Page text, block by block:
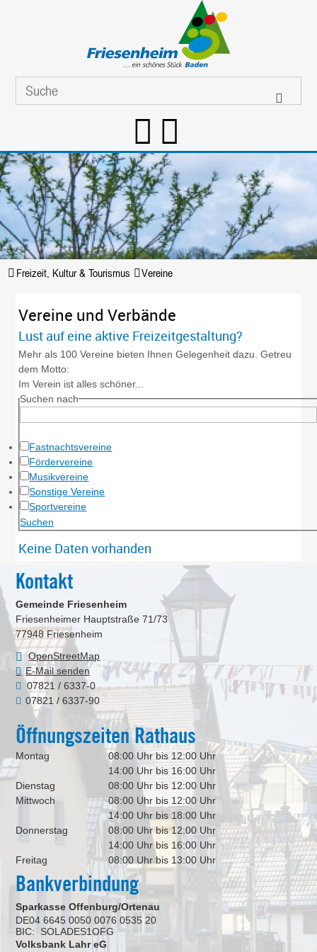
Freizeit, Kultur & Tourismus Vereine
Vereine und Verbände
Lust auf eine aktive Freizeitgestaltung?
Mehr als 100 Vereine bieten Ihnen Gelegenheit dazu. Getreu
dem Motto:
Im Verein ist alles schöner...
Suchen nach
Fastnachtsvereine
Fördervereine
Musikvereine
Sonstige Vereine
Sportvereine
Keine Daten vorhanden
Kontakt
Gemeinde Friesenheim
Friesenheimer Hauptstraße 71/73
77948 Friesenheim
OpenStreetMap
E-Mail senden
07821 / 6337-0
07821 / 6337-90
Öffnungszeiten Rathaus
Montag
08:00 Uhr bis 12:00 Uhr
14:00 Uhr bis 16:00 Uhr
Dienstag
08:00 Uhr bis 12:00 Uhr
Mittwoch
08:00 Uhr bis 12:00 Uhr
14:00 Uhr bis 18:00 Uhr
Donnerstag
08:00 Uhr bis 12:00 Uhr
14:00 Uhr bis 16:00 Uhr
Freitag
08:00 Uhr bis 13:00 Uhr
Bankverbindung
Sparkasse Offenburg/Ortenau
DE04 6645 0050 0076 0535 20
BIC: SOLADES1OFG
Volksbank Lahr eG